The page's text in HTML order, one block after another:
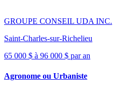
GROUPE CONSEIL UDA INC.
Saint-Charles-sur-Richelieu
65 000 $ à 96 000 $ par an
Agronome ou Urbaniste